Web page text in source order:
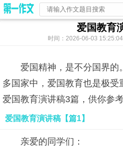
爱国教育
时间：2026-06-03
爱国精神，是不分国界的
多国家中，爱国教育也是极受
爱国教育演讲稿3篇，供你参考
爱国教育演讲稿【篇1】
亲爱的同学们：